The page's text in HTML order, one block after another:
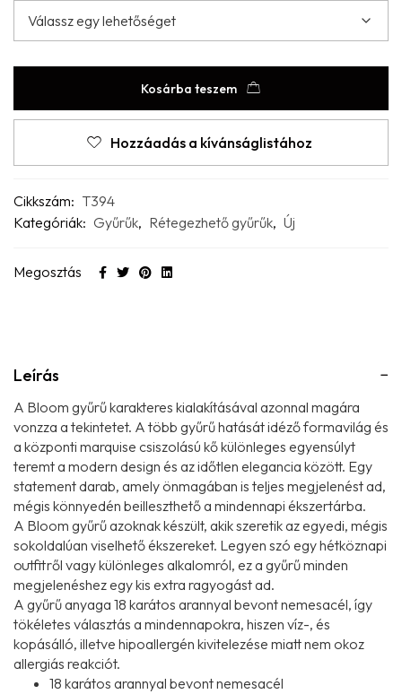
Kosárba teszem
Hozzáadás a kívánságlistához
Cikkszám: T394
Kategóriák: Gyűrűk, Rétegezhető gyűrűk, Új
Megosztás
Leírás
A Bloom gyűrű karakteres kialakításával azonnal magára
vonzza a tekintetet. A több gyűrű hatását idéző formavilág és
a központi marquise csiszolású kő különleges egyensúlyt
teremt a modern design és az időtlen elegancia között. Egy
statement darab, amely önmagában is teljes megjelenést ad,
mégis könnyedén beilleszthető a mindennapi ékszertárba.
A Bloom gyűrű azoknak készült, akik szeretik az egyedi, mégis
sokoldalúan viselhető ékszereket. Legyen szó egy hétköznapi
outfitről vagy különleges alkalomról, ez a gyűrű minden
megjelenéshez egy kis extra ragyogást ad.
A gyűrű anyaga 18 karátos arannyal bevont nemesacél, így
tökéletes választás a mindennapokra, hiszen víz-, és
kopásálló, illetve hipoallergén kivitelezése miatt nem okoz
allergiás reakciót.
18 karátos arannyal bevont nemesacél